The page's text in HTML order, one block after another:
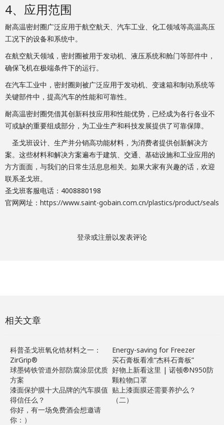
4、应用范围
耐高温密封圈广泛应用于航空航天、汽车工业、化工领域等高温高压
工况下的设备和系统中。
在航空航天领域，密封圈被用于发动机、液压系统和舱门等部件中，
确保飞机在极端条件下的运行。
在汽车工业中，密封圈则被广泛应用于发动机、变速箱和制动系统等
关键部件中，提高汽车的性能和可靠性。
耐高温密封圈凭借其创新科技应用和性能优势，已经成为各行各业不
可或缺的重要组成部分，为工业生产和科技发展提供了可靠保障。
圣戈班设计、生产并分销高功能材料，为消费者提供创新解决方
案。这些材料和解决方案遍布于建筑、交通、基础设施和工业应用的
方方面面，与我们的日常生活息息相关。如果大家有兴趣的话，欢迎
联系圣戈班。
圣戈班客服电话：4008880198
官网网址： https://www.saint-gobain.com.cn/plastics/product/seals
登录或注册以发表评论
相关文章
科普圣戈班氧化锆材料之一：
ZirGrip®
球墨铸铁管道外部防腐涂层优质
方案
漆面保护膜十大品牌的汽车膜值
得信任么？
你好，有一场免费酒会想邀请
你：）
Energy-saving for Freezer
买石膏板看准“杰科石膏板”
好物上新看这里 | 诺顿®N950防
颗粒物口罩
贴上漆面膜还需要养护么？
（二）